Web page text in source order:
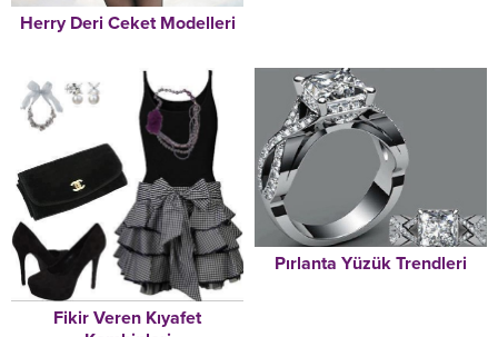
Herry Deri Ceket Modelleri
Fikir Veren Kıyafet
Pırlanta Yüzük Trendleri